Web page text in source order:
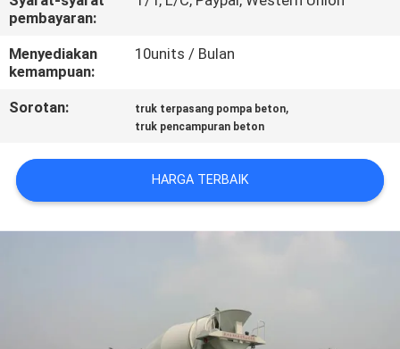
BERITA
PERMINTAAN
PENAWARAN
SITEMAP
KEBIJAKAN
PRIVASI
pembayaran:
Menyediakan
kemampuan:
10units / Bulan
Sorotan: truk terpasang pompa beton,
truk pencampuran beton
HARGA TERBAIK